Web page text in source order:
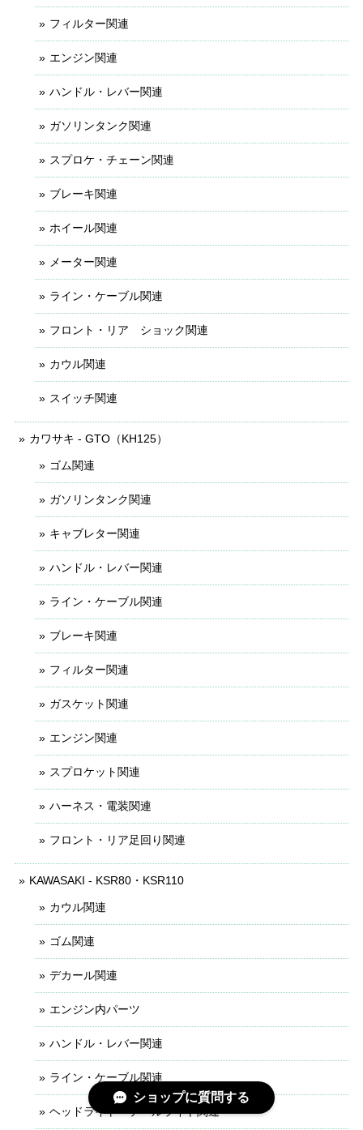
フィルター関連
エンジン関連
ハンドル・レバー関連
ガソリンタンク関連
スプロケ・チェーン関連
ブレーキ関連
ホイール関連
メーター関連
ライン・ケーブル関連
フロント・リア ショック関連
カウル関連
スイッチ関連
カワサキ - GTO（KH125）
ゴム関連
ガソリンタンク関連
キャブレター関連
ハンドル・レバー関連
ライン・ケーブル関連
ブレーキ関連
フィルター関連
ガスケット関連
エンジン関連
スプロケット関連
ハーネス・電装関連
フロント・リア足回り関連
KAWASAKI - KSR80・KSR110
カウル関連
ゴム関連
デカール関連
エンジン内パーツ
ハンドル・レバー関連
ライン・ケーブル関連
ヘッドライト・テールライト関連
ショップに質問する